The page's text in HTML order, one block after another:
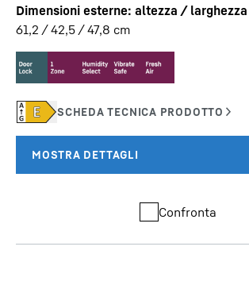
Dimensioni esterne: altezza /
61,2 / 42,5 / 47,8 cm
Confronta